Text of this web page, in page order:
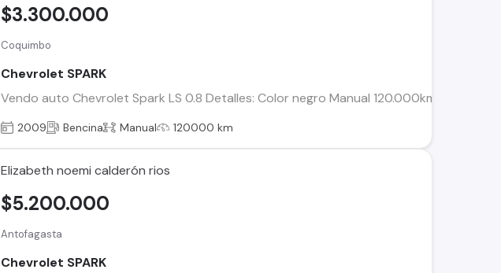
Coquimbo
Chevrolet SPARK
Vendo auto Chevrolet Spark LS 0.8 Detalles: Color negro Manual 120.000km
$3.300.000
2009 Bencina Manual 120000 km
Elizabeth noemi calderón rios
Antofagasta
Chevrolet SPARK
$5.200.000